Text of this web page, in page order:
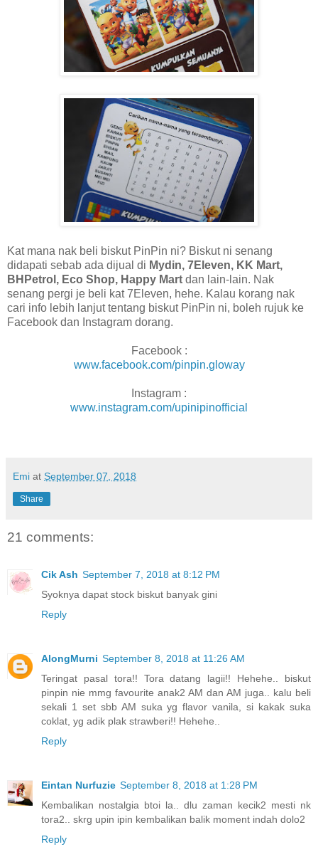
Kat mana nak beli biskut PinPin ni? Biskut ni senang
didapati sebab ada dijual di Mydin, 7Eleven, KK Mart,
BHPetrol, Eco Shop, Happy Mart dan lain-lain. Nak
senang pergi je beli kat 7Eleven, hehe. Kalau korang nak
cari info lebih lanjut tentang biskut PinPin ni, boleh rujuk ke
Facebook dan Instagram dorang.
Facebook :
www.facebook.com/pinpin.gloway
Instagram :
www.instagram.com/upinipinofficial
Emi at September 07, 2018
Share
21 comments:
Cik Ash September 7, 2018 at 8:12 PM
Syoknya dapat stock biskut banyak gini
Reply
AlongMurni September 8, 2018 at 11:26 AM
Teringat pasal tora!! Tora datang lagii!! Hehehe.. biskut
pinpin nie mmg favourite anak2 AM dan AM juga.. kalu beli
sekali 1 set sbb AM suka yg flavor vanila, si kakak suka
coklat, yg adik plak strawberi!! Hehehe..
Reply
Eintan Nurfuzie September 8, 2018 at 1:28 PM
Kembalikan nostalgia btoi la.. dlu zaman kecik2 mesti nk
tora2.. skrg upin ipin kembalikan balik moment indah dolo2
Reply